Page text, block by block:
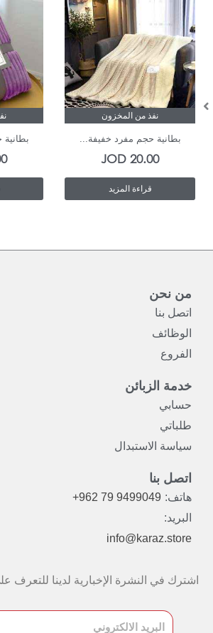
نفذ من المخزون
بطانية حجم مفرد خفيفة...
20.00
JOD
قراءة المزيد
من نحن
اتصل بنا
الوظائف
الفروع
خدمة الزبائن
حسابي
طلباتي
سياسة الاستبدال
اتصل بنا
هاتف: +962 79 9499049
البريد:
info@karaz.store
اشترك في النشرة الإخبارية لدينا